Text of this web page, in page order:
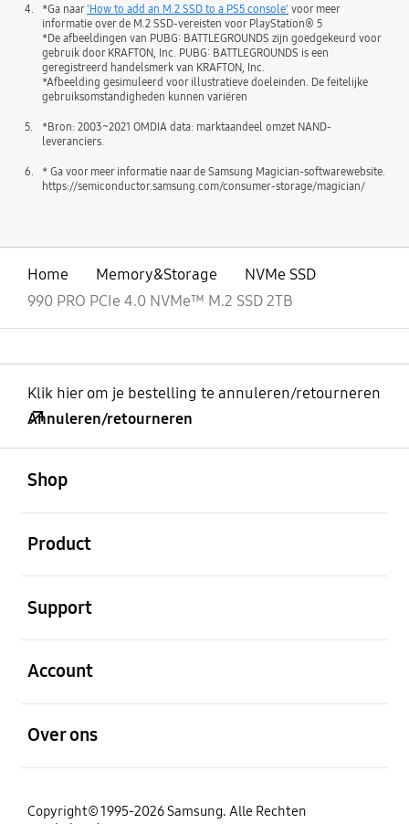
4. *Ga naar'How to add an M.2 SSD to a PS5 console' voor meer
informatie over de M.2 SSD-vereisten voor PlayStation® 5
*De afbeeldingen van PUBG: BATTLEGROUNDS zijn goedgekeurd voor
gebruik door KRAFTON, Inc. PUBG: BATTLEGROUNDS is een
geregistreerd handelsmerk van KRAFTON, Inc.
*Afbeelding gesimuleerd voor illustratieve doeleinden. De feitelijke
gebruiksomstandigheden kunnen variëren
5.
*Bron: 2003~2021 OMDIA data: marktaandeel omzet NAND-
leveranciers.
6.
* Ga voor meer informatie naar de Samsung Magician-softwarewebsite.
https://semiconductor.samsung.com/consumer-storage/magician/
Home Memory&Storage
NVMe SSD
990 PRO PCIe 4.0 NVMe™ M.2 SSD 2TB
Klik hier om je bestelling te annuleren/retourneren
Annuleren/retourneren
Shop
Product
Support
Account
Over ons
Copyright© 1995-2026 Samsung. Alle Rechten